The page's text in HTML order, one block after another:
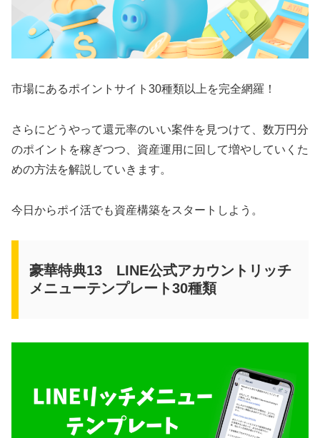
市場にあるポイントサイト30種類以上を完全網羅！
さらにどうやって還元率のいい案件を見つけて、数万円分
のポイントを稼ぎつつ、資産運用に回して増やしていくた
めの方法を解説していきます。
今日からポイ活でも資産構築をスタートしよう。
豪華特典13 LINE公式アカウントリッチ
メニューテンプレート30種類